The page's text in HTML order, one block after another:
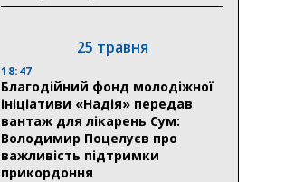
25 травня
18:47
Благодійний фонд молодіжної
ініціативи «Надія» передав
вантаж для лікарень Сум:
Володимир Поцелуєв про
важливість підтримки
прикордоння